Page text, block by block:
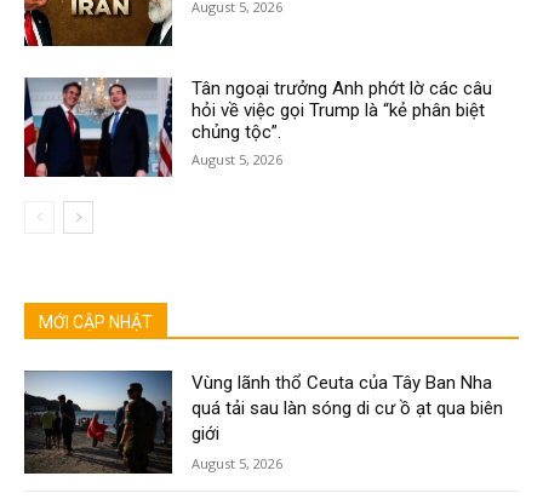
August 5, 2026
Tân ngoại trưởng Anh phớt lờ các câu
hỏi về việc gọi Trump là “kẻ phân biệt
chủng tộc”.
August 5, 2026
MỚI CẬP NHẬT
Vùng lãnh thổ Ceuta của Tây Ban Nha
quá tải sau làn sóng di cư ồ ạt qua biên
giới
August 5, 2026